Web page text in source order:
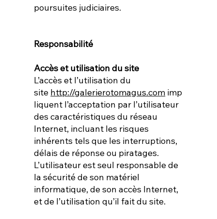
poursuites judiciaires.
Responsabilité
Accès et utilisation du site
L’accès et l’utilisation du
site http://galerierotomagus.com imp
liquent l’acceptation par l’utilisateur
des caractéristiques du réseau
Internet, incluant les risques
inhérents tels que les interruptions,
délais de réponse ou piratages.
L’utilisateur est seul responsable de
la sécurité de son matériel
informatique, de son accès Internet,
et de l’utilisation qu’il fait du site.